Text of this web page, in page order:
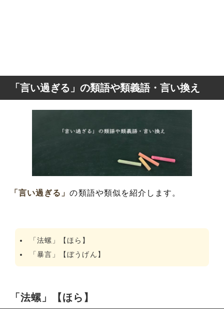
「言い過ぎる」の類語や類義語・言い換え
「言い過ぎる」の類語や類似を紹介します。
「法螺」【ほら】
「暴言」【ぼうげん】
「法螺」【ほら】